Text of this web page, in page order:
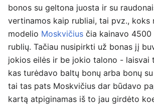
bonos su geltona juosta ir su
vertinamos kaip rubliai, tai pvz., koks
modelio Moskvičius čia kainavo
rublių. Tačiau nusipirkti už bonas jį
jokios eilės ir be jokio talono - laisvai
kas turėdavo baltų bonų arba bonų
tai tas pats Moskvičius dar būdavo
kartą atpiginamas iš to jau girdėto